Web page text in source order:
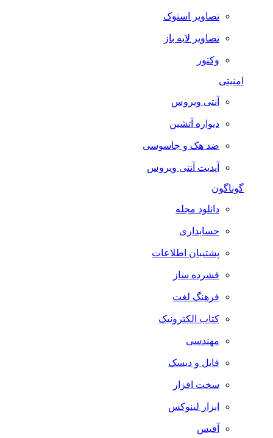
تصاویر استوک
تصاویر لایه باز
وکتور
امنیتی
آنتی ویروس
دیواره آتشین
ضد هک و جاسوسی
آپدیت آنتی ویروس
گوناگون
دانلود مجله
حسابداری
پشتیبان اطلاعات
فشرده ساز
فرهنگ لغت
کتاب الکترونیک
مهندسی
فایل و دیسک
سخت افزار
ابزار لینوکس
آفیس